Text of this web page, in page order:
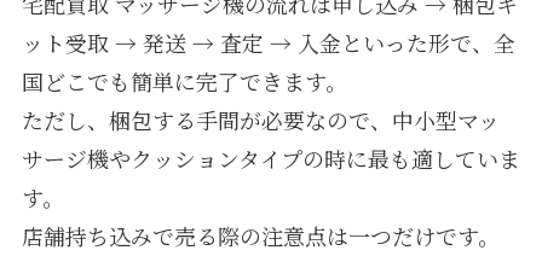
ット受取 → 発送 → 査定 → 入金といった形で、全
国どこでも簡単に完了できます。
ただし、梱包する手間が必要なので、中小型マッ
サージ機やクッションタイプの時に最も適していま
す。
店舗持ち込みで売る際の注意点は一つだけです。